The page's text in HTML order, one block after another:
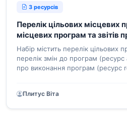
3 ресурсів
Перелік цільових місцевих
місцевих програм та звітів
місцевих програм
Набір містить перелік цільових
перелік змін до програм (ресурс
про виконання програм (ресурс
Плитус Віта